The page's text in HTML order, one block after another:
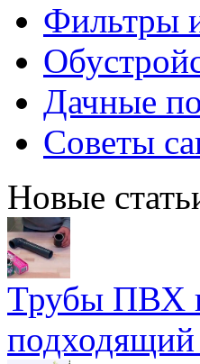
Фильтры
Дачные
Советы
Новые
Трубы ПВХ
подходящий